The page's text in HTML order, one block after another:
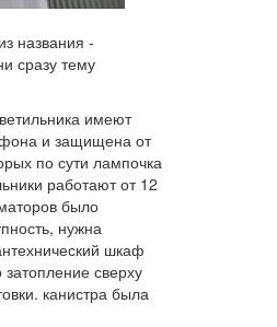
названия -
сразу тему
имеют
и защищена от
по сути лампочка
работают от 12
было
нужна
шкаф
сверху
канистра была